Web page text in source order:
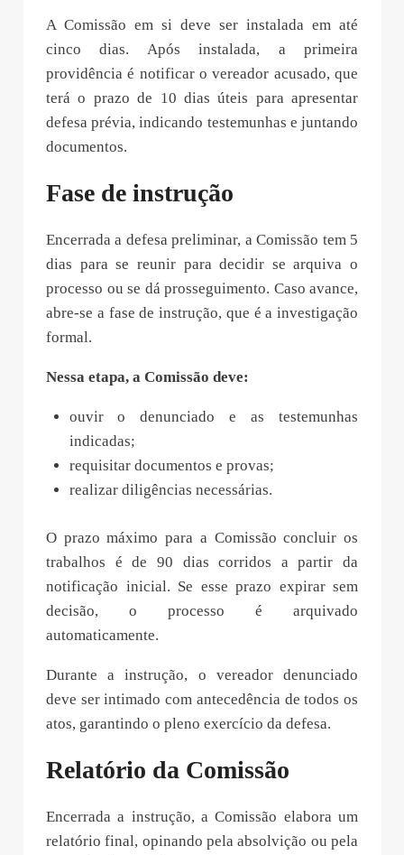
A Comissão em si deve ser instalada em até
cinco dias. Após instalada, a primeira
providência é notificar o vereador acusado, que
terá o prazo de 10 dias úteis para apresentar
defesa prévia, indicando testemunhas e juntando
documentos.
Fase de instrução
Encerrada a defesa preliminar, a Comissão tem 5
dias para se reunir para decidir se arquiva o
processo ou se dá prosseguimento. Caso avance,
abre-se a fase de instrução, que é a investigação
formal.
Nessa etapa, a Comissão deve:
ouvir o denunciado e as testemunhas
indicadas;
requisitar documentos e provas;
realizar diligências necessárias.
O prazo máximo para a Comissão concluir os
trabalhos é de 90 dias corridos a partir da
notificação inicial. Se esse prazo expirar sem
decisão, o processo é arquivado
automaticamente.
Durante a instrução, o vereador denunciado
deve ser intimado com antecedência de todos os
atos, garantindo o pleno exercício da defesa.
Relatório da Comissão
Encerrada a instrução, a Comissão elabora um
relatório final, opinando pela absolvição ou pela